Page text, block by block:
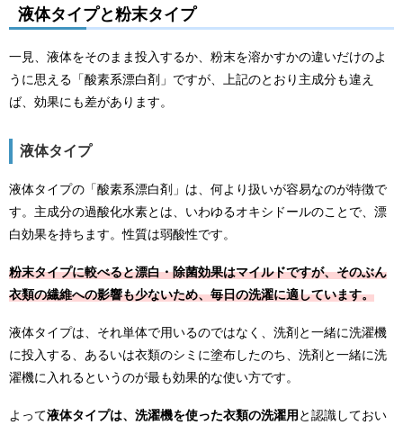
液体タイプと粉末タイプ
一見、液体をそのまま投入するか、粉末を溶かすかの違いだけのよ
うに思える「酸素系漂白剤」ですが、上記のとおり主成分も違え
ば、効果にも差があります。
液体タイプ
液体タイプの「酸素系漂白剤」は、何より扱いが容易なのが特徴で
す。主成分の過酸化水素とは、いわゆるオキシドールのことで、漂
白効果を持ちます。性質は弱酸性です。
粉末タイプに較べると漂白・除菌効果はマイルドですが、そのぶん
衣類の繊維への影響も少ないため、毎日の洗濯に適しています。
液体タイプは、それ単体で用いるのではなく、洗剤と一緒に洗濯機
に投入する、あるいは衣類のシミに塗布したのち、洗剤と一緒に洗
濯機に入れるというのが最も効果的な使い方です。
よって液体タイプは、洗濯機を使った衣類の洗濯用と認識しておい